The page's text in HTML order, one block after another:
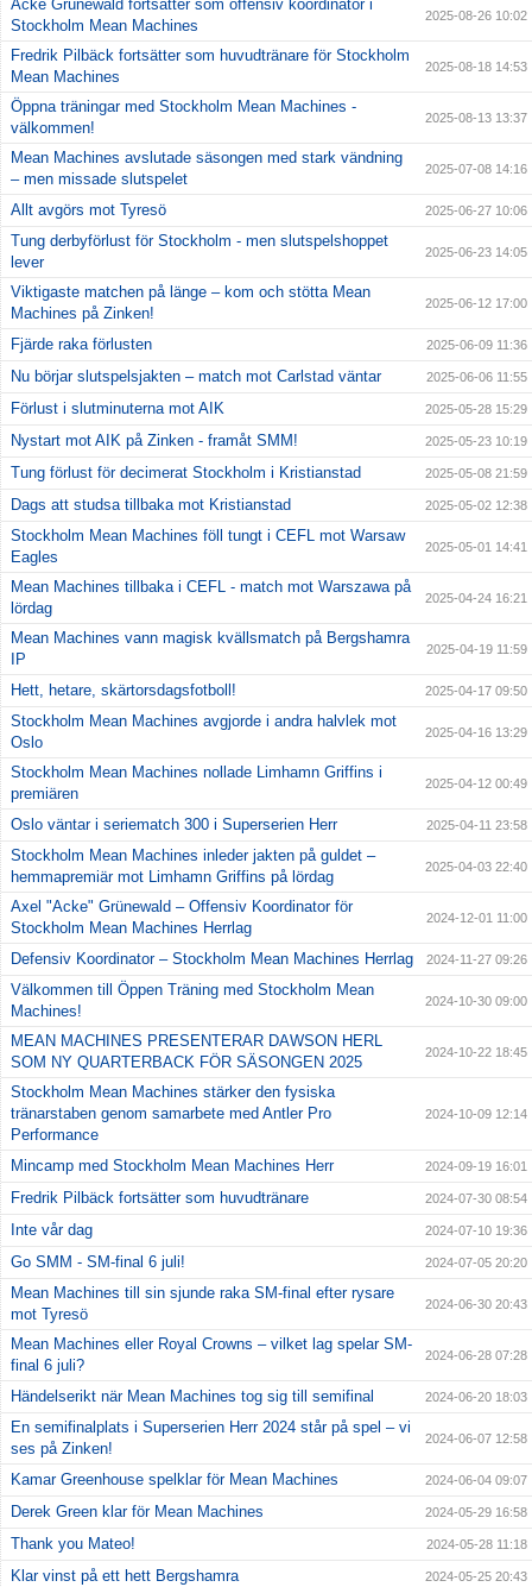
Acke Grünewald fortsätter som offensiv koordinator i
Stockholm Mean Machines
2025-08-26 10:02
Fredrik Pilbäck fortsätter som huvudtränare för Stockholm
Mean Machines
2025-08-18 14:53
Öppna träningar med Stockholm Mean Machines -
välkommen!
2025-08-13 13:37
Mean Machines avslutade säsongen med stark vändning
– men missade slutspelet
2025-07-08 14:16
Allt avgörs mot Tyresö 2025-06-27 10:06
Tung derbyförlust för Stockholm - men slutspelshoppet
lever
2025-06-23 14:05
Viktigaste matchen på länge – kom och stötta Mean
Machines på Zinken!
2025-06-12 17:00
Fjärde raka förlusten 2025-06-09 11:36
Nu börjar slutspelsjakten – match mot Carlstad väntar 2025-06-06 11:55
Förlust i slutminuterna mot AIK 2025-05-28 15:29
Nystart mot AIK på Zinken - framåt SMM! 2025-05-23 10:19
Tung förlust för decimerat Stockholm i Kristianstad 2025-05-08 21:59
Dags att studsa tillbaka mot Kristianstad 2025-05-02 12:38
Stockholm Mean Machines föll tungt i CEFL mot Warsaw
Eagles
2025-05-01 14:41
Mean Machines tillbaka i CEFL - match mot Warszawa på
lördag
2025-04-24 16:21
Mean Machines vann magisk kvällsmatch på Bergshamra
IP
2025-04-19 11:59
Hett, hetare, skärtorsdagsfotboll! 2025-04-17 09:50
Stockholm Mean Machines avgjorde i andra halvlek mot
Oslo
2025-04-16 13:29
Stockholm Mean Machines nollade Limhamn Griffins i
premiären
2025-04-12 00:49
Oslo väntar i seriematch 300 i Superserien Herr 2025-04-11 23:58
Stockholm Mean Machines inleder jakten på guldet –
hemmapremiär mot Limhamn Griffins på lördag
2025-04-03 22:40
Axel "Acke" Grünewald – Offensiv Koordinator för
Stockholm Mean Machines Herrlag
2024-12-01 11:00
Defensiv Koordinator – Stockholm Mean Machines Herrlag 2024-11-27 09:26
Välkommen till Öppen Träning med Stockholm Mean
Machines!
2024-10-30 09:00
MEAN MACHINES PRESENTERAR DAWSON HERL
SOM NY QUARTERBACK FÖR SÄSONGEN 2025
2024-10-22 18:45
Stockholm Mean Machines stärker den fysiska
tränarstaben genom samarbete med Antler Pro
Performance
2024-10-09 12:14
Mincamp med Stockholm Mean Machines Herr 2024-09-19 16:01
Fredrik Pilbäck fortsätter som huvudtränare 2024-07-30 08:54
Inte vår dag 2024-07-10 19:36
Go SMM - SM-final 6 juli! 2024-07-05 20:20
Mean Machines till sin sjunde raka SM-final efter rysare
mot Tyresö
2024-06-30 20:43
Mean Machines eller Royal Crowns – vilket lag spelar SM-
final 6 juli?
2024-06-28 07:28
Händelserikt när Mean Machines tog sig till semifinal 2024-06-20 18:03
En semifinalplats i Superserien Herr 2024 står på spel – vi
ses på Zinken!
2024-06-07 12:58
Kamar Greenhouse spelklar för Mean Machines 2024-06-04 09:07
Derek Green klar för Mean Machines 2024-05-29 16:58
Thank you Mateo! 2024-05-28 11:18
Klar vinst på ett hett Bergshamra 2024-05-25 20:43